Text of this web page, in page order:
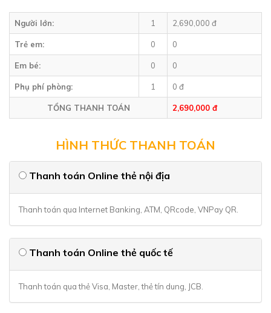
Người lớn: 1 2,690,000 đ
Trẻ em: 0 0
Em bé: 0 0
Phụ phí phòng: 1 0 đ
TỔNG THANH TOÁN 2,690,000 đ
HÌNH THỨC THANH TOÁN
Thanh toán Online thẻ nội địa
Thanh toán qua Internet Banking, ATM, QRcode, VNPay QR.
Thanh toán Online thẻ quốc tế
Thanh toán qua thẻ Visa, Master, thẻ tín dung, JCB.